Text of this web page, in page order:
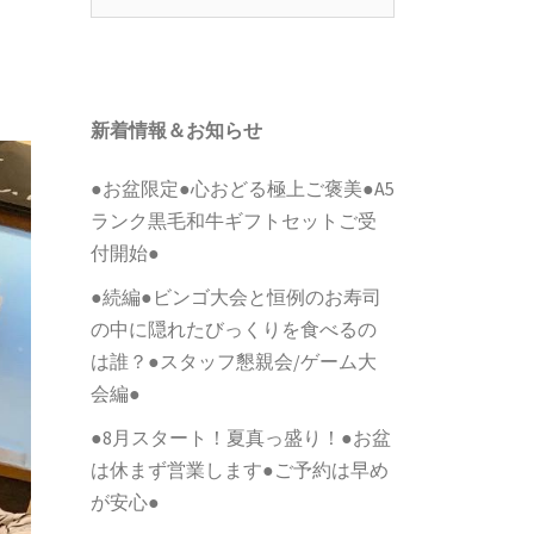
新着情報＆お知らせ
●お盆限定●心おどる極上ご褒美●A5
ランク黒毛和牛ギフトセットご受
付開始●
●続編●ビンゴ大会と恒例のお寿司
の中に隠れたびっくりを食べるの
は誰？●スタッフ懇親会/ゲーム大
会編●
●8月スタート！夏真っ盛り！●お盆
は休まず営業します●ご予約は早め
が安心●